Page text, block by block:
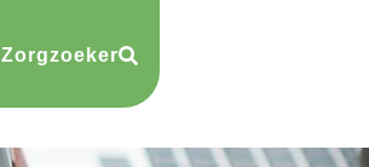
Zorgzoeker